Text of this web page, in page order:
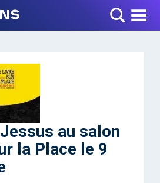
Toggle Menu
au salon
la Place le 9